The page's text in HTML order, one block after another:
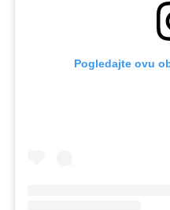
Pogledajte ovu